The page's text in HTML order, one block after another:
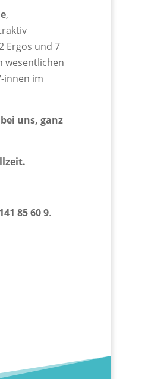
,
Ergos und 7
wesentlichen
innen im
uns, ganz
85 60 9.